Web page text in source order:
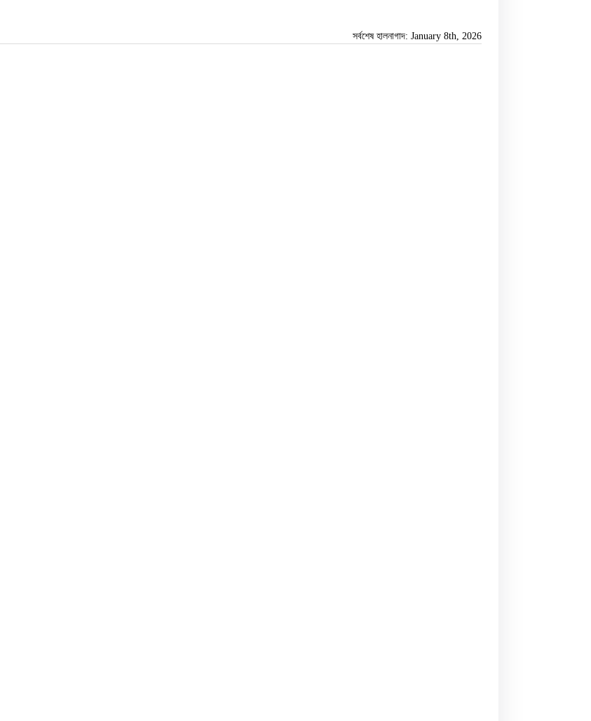
সর্বশেষ হালনাগাদ: January 8th, 2026